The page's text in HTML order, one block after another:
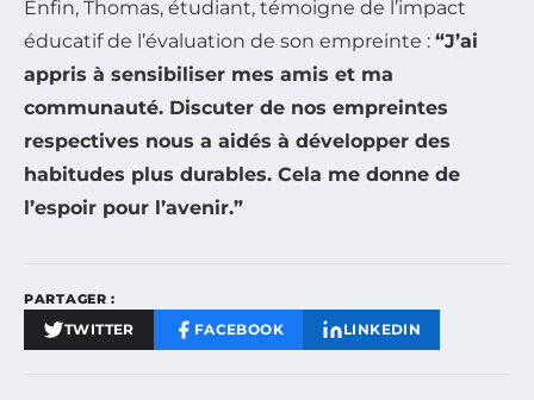
Enfin, Thomas, étudiant, témoigne de l’impact
éducatif de l’évaluation de son empreinte : “J’ai
appris à sensibiliser mes amis et ma
communauté. Discuter de nos empreintes
respectives nous a aidés à développer des
habitudes plus durables. Cela me donne de
l’espoir pour l’avenir.”
PARTAGER :
TWITTER FACEBOOK LINKEDIN